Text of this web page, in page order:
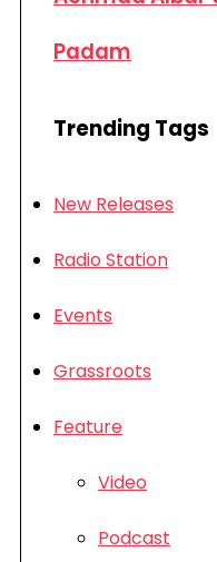
Padam
Trending Tags
New Releases
Radio Station
Events
Grassroots
Feature
Video
Podcast